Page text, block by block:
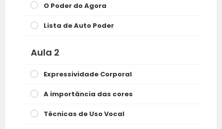
O Poder do Agora
Lista de Auto Poder
Aula 2
Expressividade Corporal
A importância das cores
Técnicas de Uso Vocal